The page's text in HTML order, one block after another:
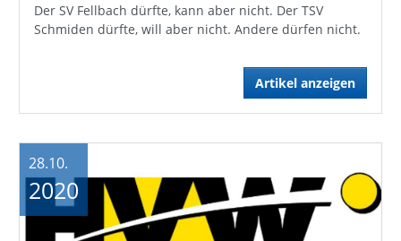
Der SV Fellbach dürfte, kann aber nicht. Der TSV
Schmiden dürfte, will aber nicht. Andere dürfen nicht.
Artikel anzeigen
28.10.
2020